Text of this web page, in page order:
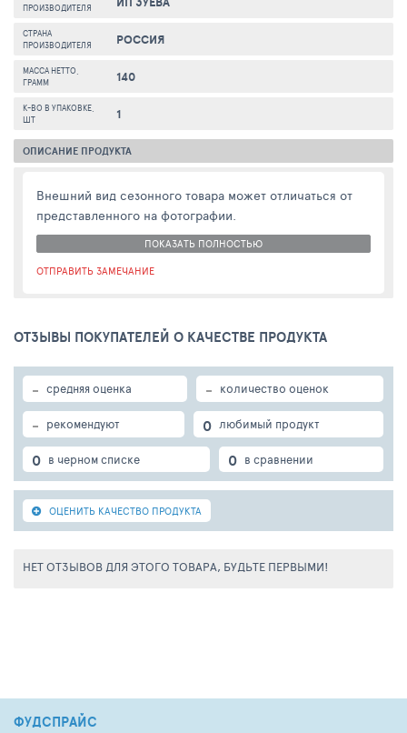
ПРОИЗВОДИТЕЛЯ
СТРАНА
ПРОИЗВОДИТЕЛЯ
РОССИЯ
МАССА НЕТТО,
ГРАММ
140
К-ВО В УПАКОВКЕ,
ШТ
1
ОПИСАНИЕ ПРОДУКТА
Внешний вид сезонного товара может отличаться от
представленного на фотографии.
ПОКАЗАТЬ ПОЛНОСТЬЮ
ОТПРАВИТЬ ЗАМЕЧАНИЕ
ОТЗЫВЫ ПОКУПАТЕЛЕЙ О КАЧЕСТВЕ ПРОДУКТА
- средняя оценка - количество оценок
- рекомендуют 0 любимый продукт
0 в черном списке 0 в сравнении
ОЦЕНИТЬ КАЧЕСТВО ПРОДУКТА
НЕТ ОТЗЫВОВ ДЛЯ ЭТОГО ТОВАРА, БУДЬТЕ ПЕРВЫМИ!
ФУДСПРАЙС